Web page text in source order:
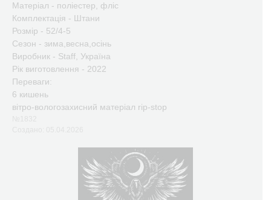
Матеріал - поліестер, фліс
Комплектація - Штани
Розмір - 52/4-5
Сезон - зима,весна,осінь
Виробник - Staff, Україна
Рік виготовлення - 2022
Переваги:
6 кишень
вітро-вологозахисний матеріал rip-stop​